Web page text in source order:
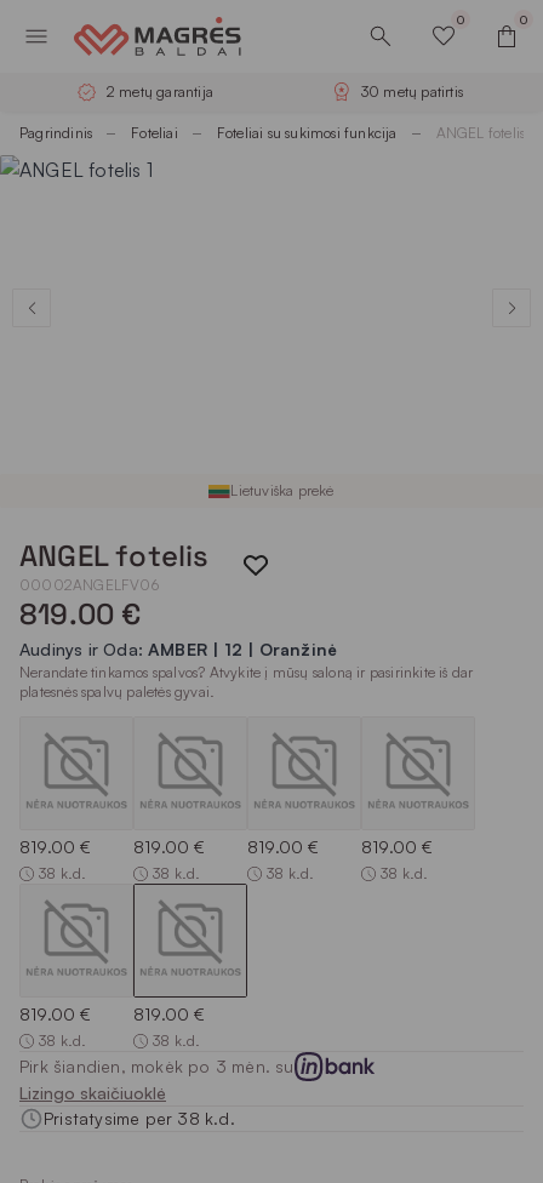
0 0
2 metų garantija 30 metų patirtis
Pagrindinis Foteliai Foteliai su sukimosi funkcija ANGEL fotelis
Lietuviška prekė
ANGEL fotelis
00002ANGELFV06
819.00 €
Audinys ir Oda: AMBER | 12 | Oranžinė
Nerandate tinkamos spalvos? Atvykite į mūsų saloną ir pasirinkite iš dar
platesnės spalvų paletės gyvai.
819.00 €
38 k.d.
819.00 €
38 k.d.
819.00 €
38 k.d.
819.00 €
38 k.d.
819.00 €
38 k.d.
819.00 €
38 k.d.
Pirk šiandien, mokėk po 3 mėn. su
Lizingo skaičiuoklė
Pristatysime per 38 k.d.